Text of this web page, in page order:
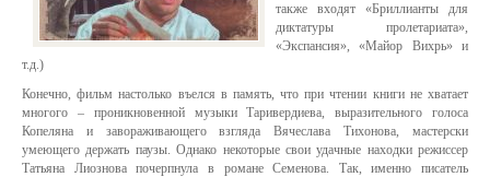
также входят «Бриллианты для
диктатуры пролетариата»,
«Экспансия», «Майор Вихрь» и
т.д.)
Конечно, фильм настолько въелся в память, что при чтении книги не хватает
многого – проникновенной музыки Таривердиева, выразительного голоса
Копеляна и завораживающего взгляда Вячеслава Тихонова, мастерски
умеющего держать паузы. Однако некоторые свои удачные находки режиссер
Татьяна Лиознова почерпнула в романе Семенова. Так, именно писатель